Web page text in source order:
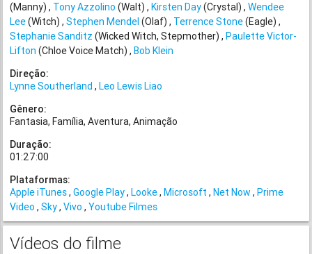
(Manny) Tony Azzolino (Walt) Kirsten Day(Crystal) Wendee
Lee(Witch) Stephen Mendel (Olaf) Terrence Stone(Eagle)
Stephanie Sanditz (Wicked Witch, Stepmother) Paulette Victor-
Lifton (Chloe Voice Match) Bob Klein
Direção:
Lynne Southerland Leo Lewis Liao
Gênero:
Fantasia Família Aventura Animação
Duração:
01:27:00
Plataformas:
Apple iTunes Google Play Looke Microsoft Net Now Prime
Video Sky Vivo Youtube Filmes
Vídeos do filme